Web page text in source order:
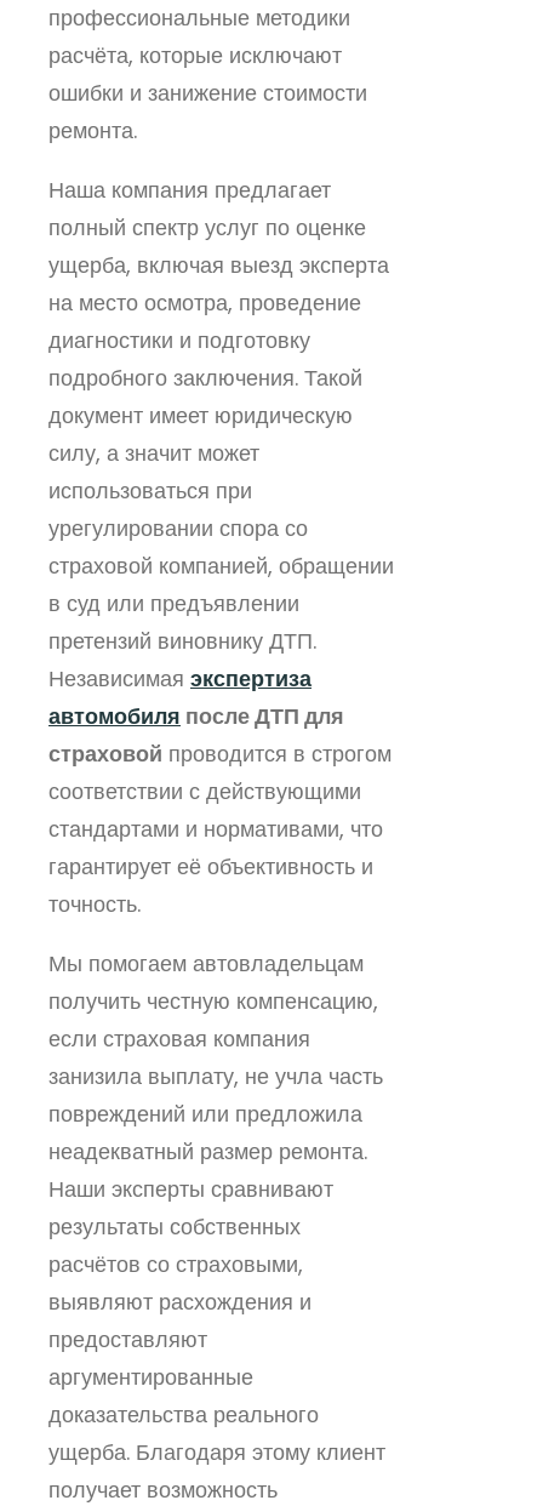
профессиональные методики
расчёта, которые исключают
ошибки и занижение стоимости
ремонта.
Наша компания предлагает
полный спектр услуг по оценке
ущерба, включая выезд эксперта
на место осмотра, проведение
диагностики и подготовку
подробного заключения. Такой
документ имеет юридическую
силу, а значит может
использоваться при
урегулировании спора со
страховой компанией, обращении
в суд или предъявлении
претензий виновнику ДТП.
Независимая экспертиза
автомобиля после ДТП для
страховой проводится в строгом
соответствии с действующими
стандартами и нормативами, что
гарантирует её объективность и
точность.
Мы помогаем автовладельцам
получить честную компенсацию,
если страховая компания
занизила выплату, не учла часть
повреждений или предложила
неадекватный размер ремонта.
Наши эксперты сравнивают
результаты собственных
расчётов со страховыми,
выявляют расхождения и
предоставляют
аргументированные
доказательства реального
ущерба. Благодаря этому клиент
получает возможность